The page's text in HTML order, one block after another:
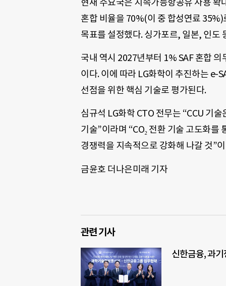
혼합 비율을 70%(이 중 합성연료
목표를 설정했다. 싱가포르, 일본, 인도
국내 역시 2027년부터 1% SAF 혼합
이다. 이에 따라 LG화학이 추진하는 e-
선점을 위한 핵심 기술로 평가된다.
심규석 LG화학 CTO 전무는 “CCU 기
기술”이라며 “CO₂ 전환 기술 고도화를
경쟁력을 지속적으로 강화해 나갈 것”
금윤호 더나은미래 기자
관련 기사
신한금융, 과